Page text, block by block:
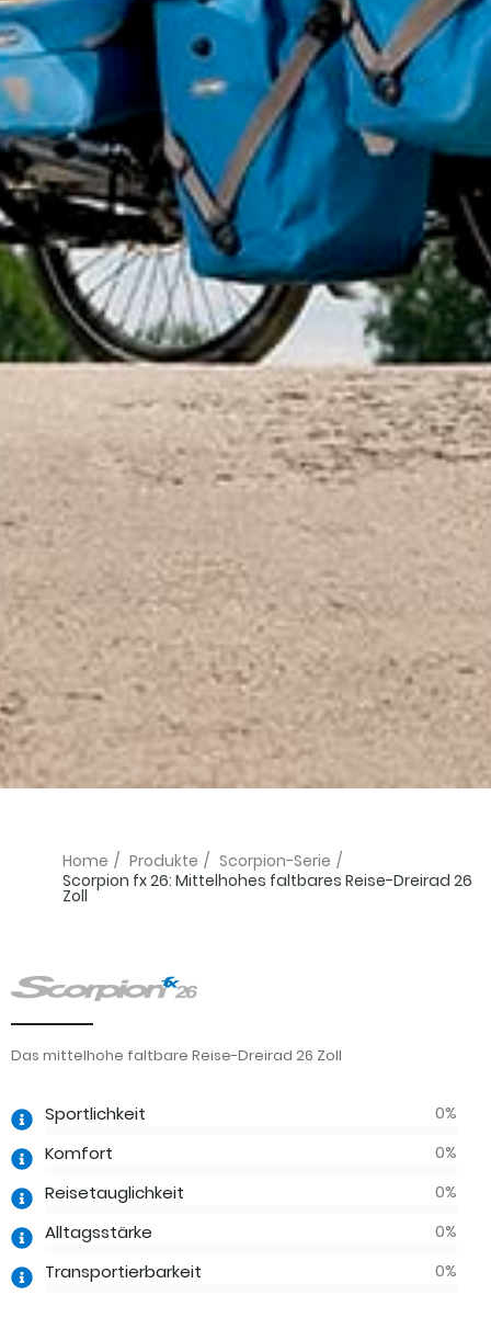
Home / Produkte / Scorpion-Serie /
Scorpion fx 26: Mittelhohes faltbares Reise-Dreirad 26
Zoll
Das mittelhohe faltbare Reise-Dreirad 26 Zoll
Sportlichkeit 0%
Komfort
0%
Reisetauglichkeit
0%
Alltagsstärke
0%
Transportierbarkeit
0%